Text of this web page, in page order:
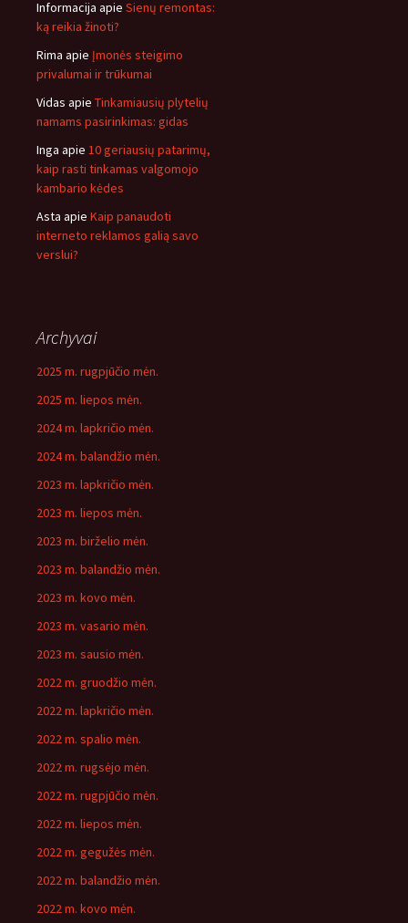
Informacija apie Sienų remontas:
ką reikia žinoti?
Rima apie Įmonės steigimo
privalumai ir trūkumai
Vidas apie Tinkamiausių plytelių
namams pasirinkimas: gidas
Inga apie 10 geriausių patarimų,
kaip rasti tinkamas valgomojo
kambario kėdes
Asta apie Kaip panaudoti
interneto reklamos galią savo
verslui?
Archyvai
2025 m. rugpjūčio mėn.
2025 m. liepos mėn.
2024 m. lapkričio mėn.
2024 m. balandžio mėn.
2023 m. lapkričio mėn.
2023 m. liepos mėn.
2023 m. birželio mėn.
2023 m. balandžio mėn.
2023 m. kovo mėn.
2023 m. vasario mėn.
2023 m. sausio mėn.
2022 m. gruodžio mėn.
2022 m. lapkričio mėn.
2022 m. spalio mėn.
2022 m. rugsėjo mėn.
2022 m. rugpjūčio mėn.
2022 m. liepos mėn.
2022 m. gegužės mėn.
2022 m. balandžio mėn.
2022 m. kovo mėn.